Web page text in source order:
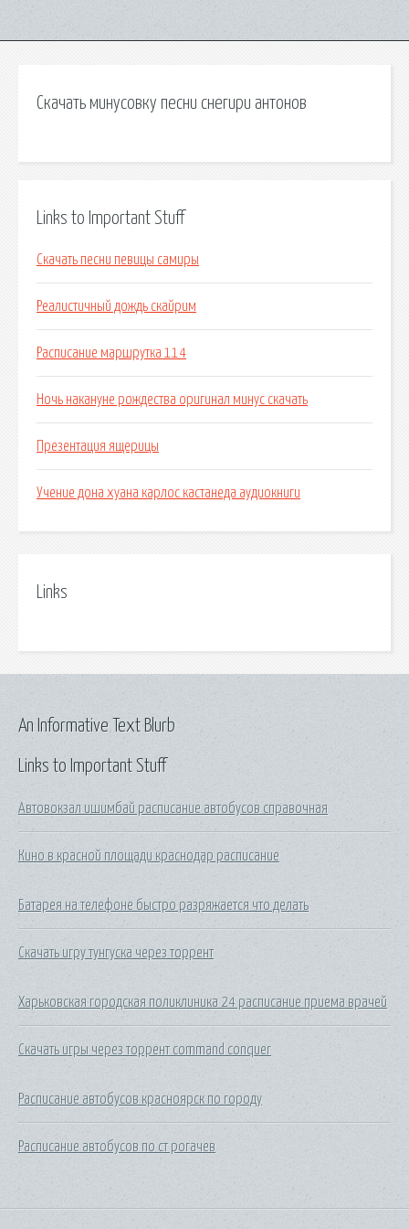
Скачать минусовку песни снегири антонов
Links to Important Stuff
Скачать песни певицы самиры
Реалистичный дождь скайрим
Расписание маршрутка 114
Ночь накануне рождества оригинал минус скачать
Презентация ящерицы
Учение дона хуана карлос кастанеда аудиокниги
Links
Links to Important Stuff
Автовокзал ишимбай расписание автобусов справочная
Кино в красной площади краснодар расписание
Батарея на телефоне быстро разряжается что делать
Скачать игру тунгуска через торрент
Харьковская городская поликлиника 24 расписание приема врачей
Скачать игры через торрент command conquer
Расписание автобусов красноярск по городу
Расписание автобусов по ст рогачев
An Informative Text Blurb